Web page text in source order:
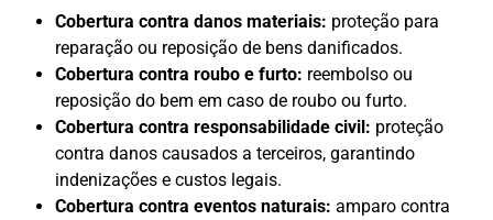
Cobertura contra danos materiais: proteção para
reparação ou reposição de bens danificados.
Cobertura contra roubo e furto: reembolso ou
reposição do bem em caso de roubo ou furto.
Cobertura contra responsabilidade civil: proteção
contra danos causados a terceiros, garantindo
indenizações e custos legais.
Cobertura contra eventos naturais: amparo contra